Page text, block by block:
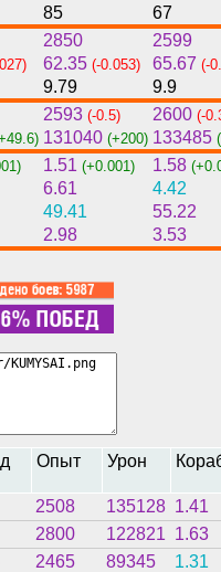
85 67
2850 2599
62.35 (-0.053) 65.67 (-
9.79 9.9
2593 (-0.5) 2600 (-
131040 (+200) 133485
1.51 (+0.001) 1.58
6.61 4.42
49.41 55.22
2.98 3.53
Опыт Урон
2508 135128 1.41
2800 122821 1.63
2465 89345
1.31